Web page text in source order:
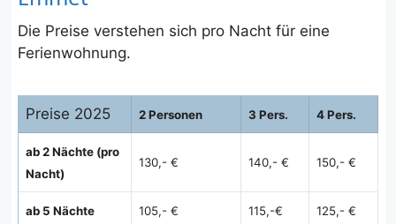
Die Preise verstehen sich pro Nacht für eine
Ferienwohnung.
Preise 2025 2 Personen 3 Pers. 4 Pers.
ab 2 Nächte (pro
Nacht)
130,- € 140,- € 150,- €
ab 5 Nächte 105,- € 115,-€ 125,- €